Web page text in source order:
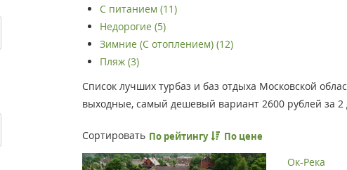
С питанием (11)
Недорогие (5)
Зимние (С отоплением) (12)
Пляж (3)
Список лучших турбаз и баз отдыха Московской
выходные, самый дешевый вариант 2600 рублей за 2
Сортировать По рейтингу По цене
Ок-Река